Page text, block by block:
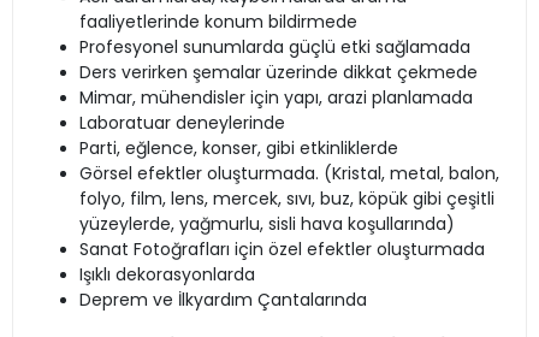
faaliyetlerinde konum bildirmede
Profesyonel sunumlarda güçlü etki sağlamada
Ders verirken şemalar üzerinde dikkat çekmede
Mimar, mühendisler için yapı, arazi planlamada
Laboratuar deneylerinde
Parti, eğlence, konser, gibi etkinliklerde
Görsel efektler oluşturmada. (Kristal, metal, balon,
folyo, film, lens, mercek, sıvı, buz, köpük gibi çeşitli
yüzeylerde, yağmurlu, sisli hava koşullarında)
Sanat Fotoğrafları için özel efektler oluşturmada
Işıklı dekorasyonlarda
Deprem ve İlkyardım Çantalarında